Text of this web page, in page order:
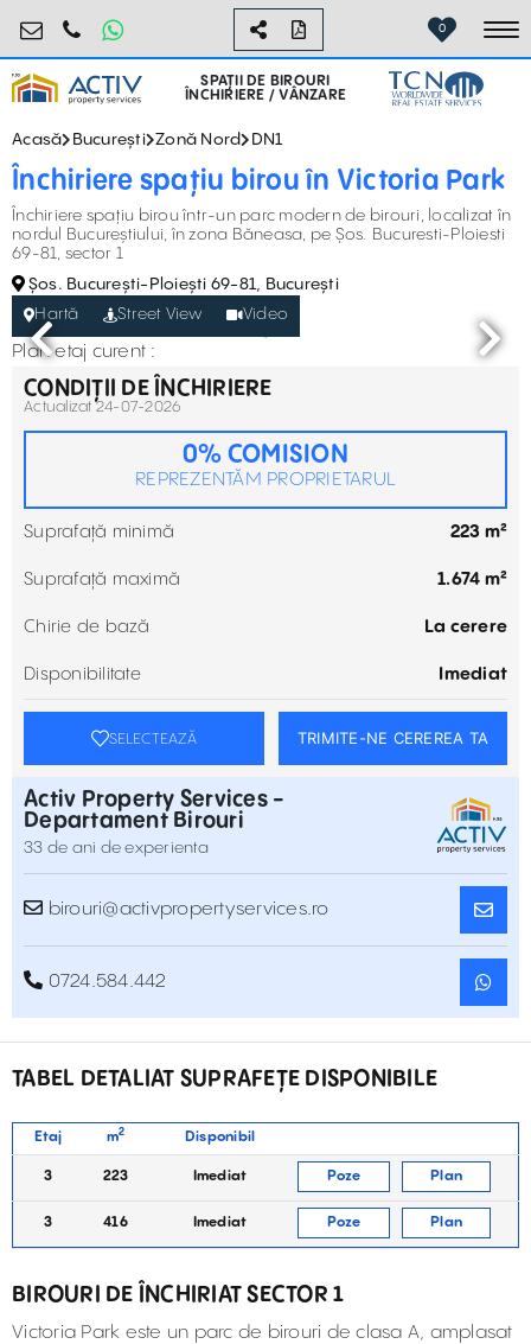
birouri@activpropertyservices.ro
0724.584.442 0
SPAȚII DE BIROURI
ÎNCHIRIERE / VÂNZARE
Acasă București Zonă Nord DN1
Închiriere spațiu birou în Victoria Park
Închiriere spațiu birou într-un parc modern de birouri, localizat în
nordul Bucureștiului, în zona Băneasa, pe Șos. Bucuresti-Ploiesti
69-81, sector 1
Șos. București-Ploiești 69-81, București
Hartă
Street View Video
Plan etaj curent :
CONDIȚII DE ÎNCHIRIERE
Actualizat 24-07-2026
0% COMISION
REPREZENTĂM PROPRIETARUL
Suprafață minimă 223 m²
Suprafață maximă 1.674 m²
Chirie de bază La cerere
Disponibilitate Imediat
SELECTEAZĂ TRIMITE-NE CEREREA TA
Activ Property Services -
Departament Birouri
33 de ani de experienta
birouri@activpropertyservices.ro
0724.584.442
TABEL DETALIAT SUPRAFEȚE DISPONIBILE
Etaj m2 Disponibil
3 223 Imediat Poze Plan
3 416 Imediat Poze Plan
BIROURI DE ÎNCHIRIAT SECTOR 1
Victoria Park este un parc de birouri de clasa A, amplasat